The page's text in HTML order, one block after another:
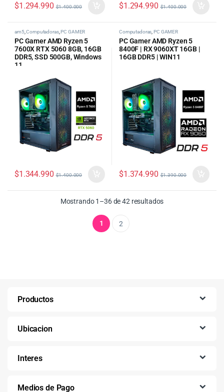
$1.294.990 $1.400.000 $1.294.990 $1.400.000
am5,Computadoras,PC GAMER
PC Gamer AMD Ryzen 5
7600X RTX 5060 8GB, 16GB
DDR5, SSD 500GB, Windows
11
$1.344.990 $1.400.000
Computadoras ,PC GAMER
PC Gamer AMD Ryzen 5
8400F | RX 9060XT 16GB |
16GB DDR5 | WIN11
$1.374.990 $1.390.000
Mostrando 1–36 de 42 resultadosOrdenado por
1 2
Productos
Ubicacion
Interes
Medios de Pago